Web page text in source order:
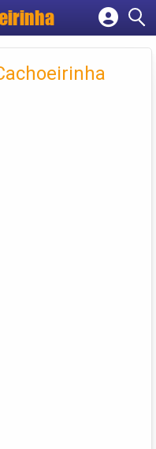
empresa